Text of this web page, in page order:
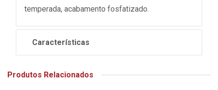
temperada, acabamento fosfatizado.
Características
Produtos Relacionados